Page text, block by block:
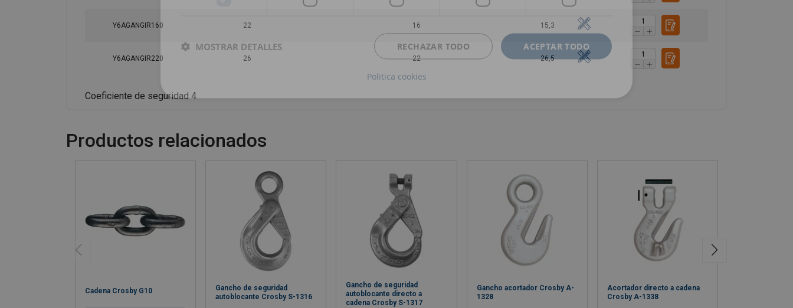
Y6AGANGIR160 22 16 15,3
Y6AGANGIR220 26 22 26,5
Coeficiente de seguridad 4
Productos relacionados
Cadena Crosby G10
Gancho de seguridad
autoblocante Crosby S-1316
Gancho de seguridad
autoblocante directo a
cadena Crosby S-1317
Gancho acortador Crosby A-
1328
Acortador directo a cadena
Crosby A-1338
ACEPTAR TODO
RECHAZAR TODO
MOSTRAR DETALLES
Politica cookies